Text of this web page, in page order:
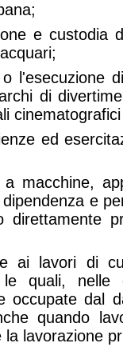
e custodia
l'esecuzione
di
ed
macchine,
e
ai lavori di
quali, nelle
occupate dal
quando
lavorazione